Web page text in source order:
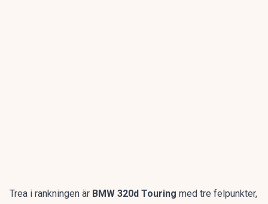
Trea i rankningen är BMW 320d Touring med tre felpunkter,